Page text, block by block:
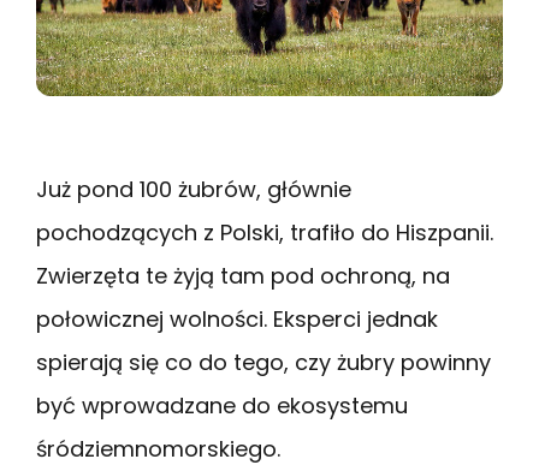
Już pond 100 żubrów, głównie
pochodzących z Polski, trafiło do Hiszpanii.
Zwierzęta te żyją tam pod ochroną, na
połowicznej wolności. Eksperci jednak
spierają się co do tego, czy żubry powinny
być wprowadzane do ekosystemu
śródziemnomorskiego.